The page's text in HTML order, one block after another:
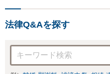
法律Q&Aを探す